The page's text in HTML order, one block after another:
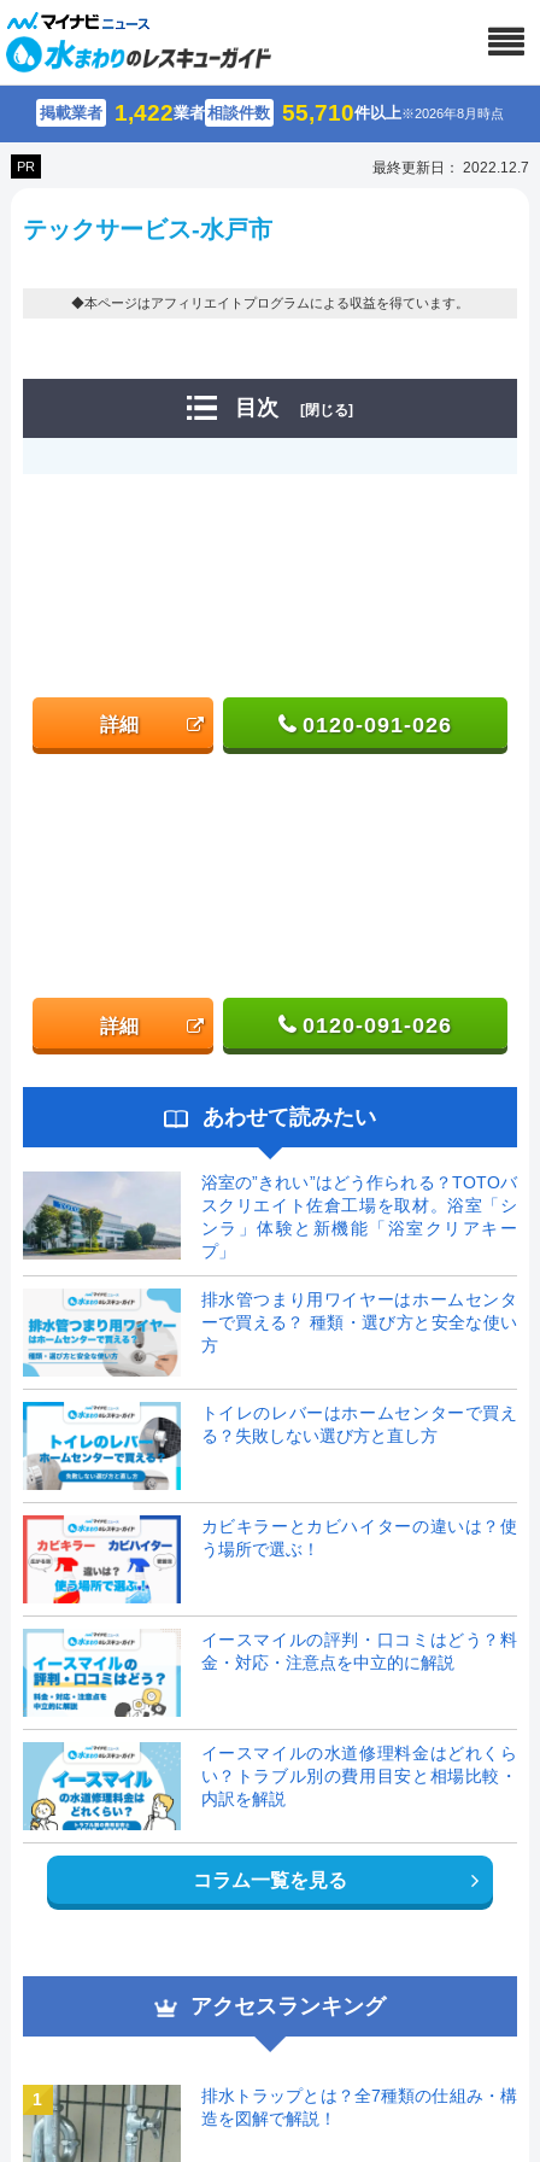
掲載業者 1,422業者相談件数 55,710件以上※2026年8月時点
PR 最終更新日： 2022.12.7
テックサービス-水戸市
◆本ページはアフィリエイトプログラムによる収益を得ています。
目次 [閉じる]
詳細 0120-091-026
詳細 0120-091-026
あわせて読みたい
浴室の”きれい”はどう作られる？TOTOバ
スクリエイト佐倉工場を取材。浴室「シ
ンラ」体験と新機能「浴室クリアキー
プ」
排水管つまり用ワイヤーはホームセンタ
ーで買える？ 種類・選び方と安全な使い
方
トイレのレバーはホームセンターで買え
る？失敗しない選び方と直し方
カビキラーとカビハイターの違いは？使
う場所で選ぶ！
イースマイルの評判・口コミはどう？料
金・対応・注意点を中立的に解説
イースマイルの水道修理料金はどれくら
い？トラブル別の費用目安と相場比較・
内訳を解説
コラム一覧を見る
アクセスランキング
1
排水トラップとは？全7種類の仕組み・構
造を図解で解説！